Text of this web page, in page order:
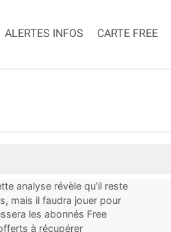
ALERTES INFOS CARTE FREE
analyse révèle qu’il reste
mais il faudra jouer pour
les abonnés Free
à récupérer